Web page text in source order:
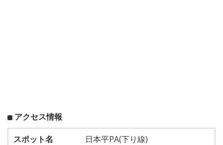
アクセス情報
スポット名
日本平PA(下り線)